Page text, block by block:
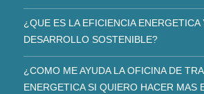
¿QUE ES LA EFICIENCIA ENERGETICA
DESARROLLO SOSTENIBLE?
¿COMO ME AYUDA LA OFICINA DE
ENERGETICA SI QUIERO HACER MAS